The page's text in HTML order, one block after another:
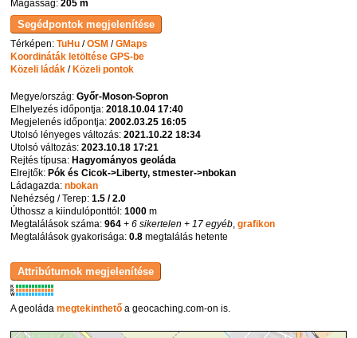
Magasság:205 m
Térképen:TuHu /OSM /GMaps
Koordináták letöltése GPS-be
Közeli ládák / Közeli pontok
Megye/ország:Győr-Moson-Sopron
Elhelyezés időpontja:2018.10.04 17:40
Megjelenés időpontja:2002.03.25 16:05
Utolsó lényeges változás:2021.10.22 18:34
Utolsó változás:2023.10.18 17:21
Rejtés típusa: Hagyományos geoláda
Elrejtők: Pók és Cicok->Liberty, stmester->nbokan
Ládagazda:nbokan
Nehézség / Terep:1.5 / 2.0
Úthossz a kiindulóponttól:1000 m
Megtalálások száma:964 + 6 sikertelen + 17 egyéb,grafikon
Megtalálások gyakorisága:0.8 megtalálás hetente
K
R
W
A geoládamegtekinthető a geocaching.com-on is.